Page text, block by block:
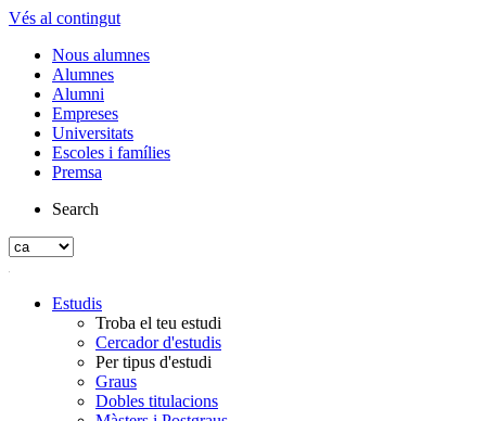
Vés al contingut
Nous alumnes
Alumnes
Alumni
Empreses
Universitats
Escoles i famílies
Premsa
Search
Estudis
Troba el teu estudi
Cercador d'estudis
Per tipus d'estudi
Graus
Dobles titulacions